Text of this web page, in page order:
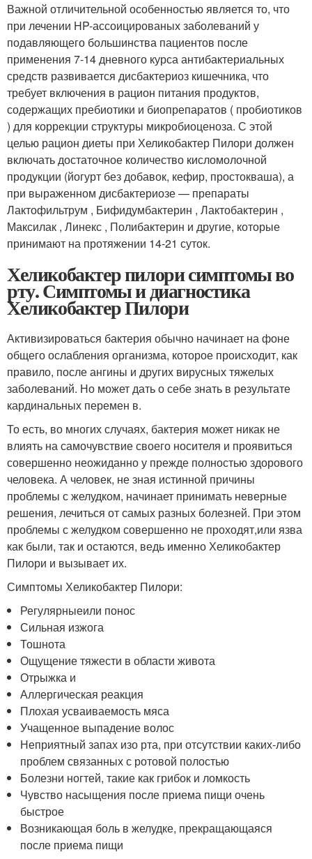
Важной отличительной особенностью является то, что
при лечении HP-ассоицированых заболеваний у
подавляющего большинства пациентов после
применения 7-14 дневного курса антибактериальных
средств развивается дисбактериоз кишечника, что
требует включения в рацион питания продуктов,
содержащих пребиотики и биопрепаратов ( пробиотиков
) для коррекции структуры микробиоценоза. С этой
целью рацион диеты при Хеликобактер Пилори должен
включать достаточное количество кисломолочной
продукции (йогурт без добавок, кефир, простокваша), а
при выраженном дисбактериозе — препараты
Лактофильтрум , Бифидумбактерин , Лактобактерин ,
Максилак , Линекс , Полибактерин и другие, которые
принимают на протяжении 14-21 суток.
Хеликобактер пилори симптомы во
рту. Симптомы и диагностика
Хеликобактер Пилори
Активизироваться бактерия обычно начинает на фоне
общего ослабления организма, которое происходит, как
правило, после ангины и других вирусных тяжелых
заболеваний. Но может дать о себе знать в результате
кардинальных перемен в.
То есть, во многих случаях, бактерия может никак не
влиять на самочувствие своего носителя и проявиться
совершенно неожиданно у прежде полностью здорового
человека. А человек, не зная истинной причины
проблемы с желудком, начинает принимать неверные
решения, лечиться от самых разных болезней. При этом
проблемы с желудком совершенно не проходят,или язва
как были, так и остаются, ведь именно Хеликобактер
Пилори и вызывает их.
Симптомы Хеликобактер Пилори:
Регулярныеили понос
Сильная изжога
Тошнота
Ощущение тяжести в области живота
Отрыжка и
Аллергическая реакция
Плохая усваиваемость мяса
Учащенное выпадение волос
Неприятный запах изо рта, при отсутствии каких-либо
проблем связанных с ротовой полостью
Болезни ногтей, такие как грибок и ломкость
Чувство насыщения после приема пищи очень
быстрое
Возникающая боль в желудке, прекращающаяся
после приема пищи